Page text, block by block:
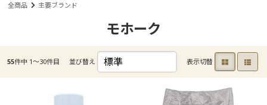
全商品 主要ブランド
モホーク
55件中 1〜30件目 並び替え 表示切替